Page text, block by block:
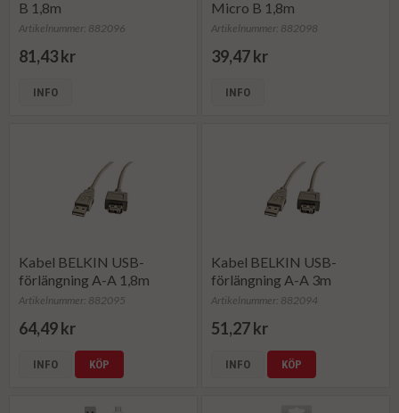
B 1,8m
Artikelnummer: 882096
81,43 kr
INFO
Micro B 1,8m
Artikelnummer: 882098
39,47 kr
INFO
Kabel BELKIN USB-
förlängning A-A 1,8m
Artikelnummer: 882095
64,49 kr
INFO KÖP
Kabel BELKIN USB-
förlängning A-A 3m
Artikelnummer: 882094
51,27 kr
INFO KÖP